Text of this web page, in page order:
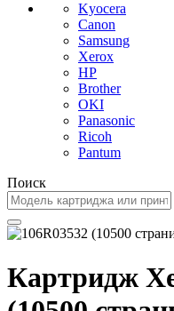
Kyocera
Canon
Samsung
Xerox
HP
Brother
OKI
Panasonic
Ricoh
Pantum
Поиск
Картридж